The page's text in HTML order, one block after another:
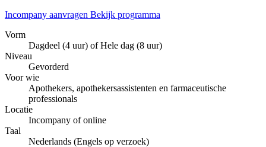
Incompany aanvragen Bekijk programma
Vorm
Dagdeel (4 uur) of Hele dag (8 uur)
Niveau
Gevorderd
Voor wie
Apothekers, apothekersassistenten en farmaceutische
professionals
Locatie
Incompany of online
Taal
Nederlands (Engels op verzoek)